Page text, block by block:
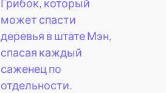
может спасти
деревья в штате Мэн,
спасая каждый
саженец по
отдельности.